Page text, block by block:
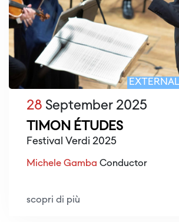
28 September 2025
TIMON ÉTUDES
Festival Verdi 2025
Michele Gamba Conductor
scopri di più